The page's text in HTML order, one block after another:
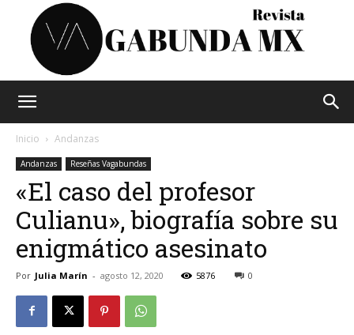
Mx
Inicio Andanzas
Andanzas Reseñas Vagabundas
«El caso del profesor
Culianu», biografía sobre su
enigmático asesinato
Por Julia Marín - agosto 12, 2020 5876 0